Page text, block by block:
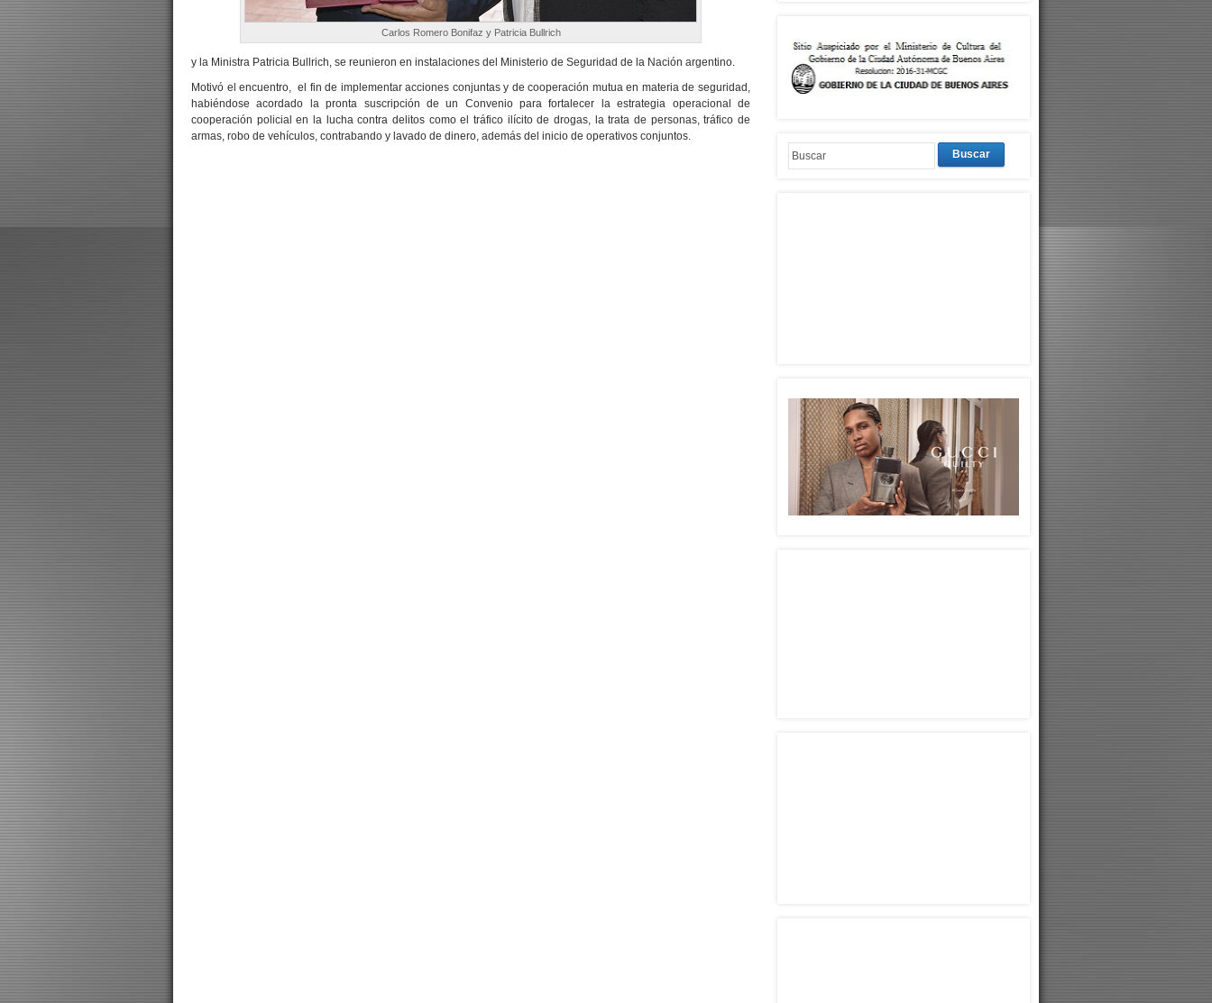
Carlos Romero Bonifaz y Patricia Bullrich
y la Ministra Patricia Bullrich, se reunieron en instalaciones del Ministerio de Seguridad de la Nación argentino.
Motivó el encuentro, el fin de implementar acciones conjuntas y de cooperación mutua en materia de seguridad,
habiéndose acordado la pronta suscripción de un Convenio para fortalecer la estrategia operacional de
cooperación policial en la lucha contra delitos como el tráfico ilícito de drogas, la trata de personas, tráfico de
armas, robo de vehículos, contrabando y lavado de dinero, además del inicio de operativos conjuntos.
Buscar